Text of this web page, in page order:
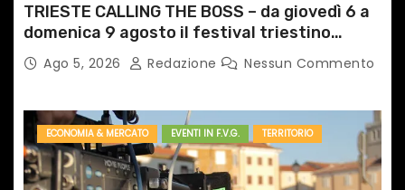
TRIESTE CALLING THE BOSS – da giovedì 6 a
domenica 9 agosto il festival triestino
dedicato a Springsteen
Ago 5, 2026 Redazione Nessun Commento
ECONOMIA & MERCATO EVENTI IN F.V.G. TERRITORIO